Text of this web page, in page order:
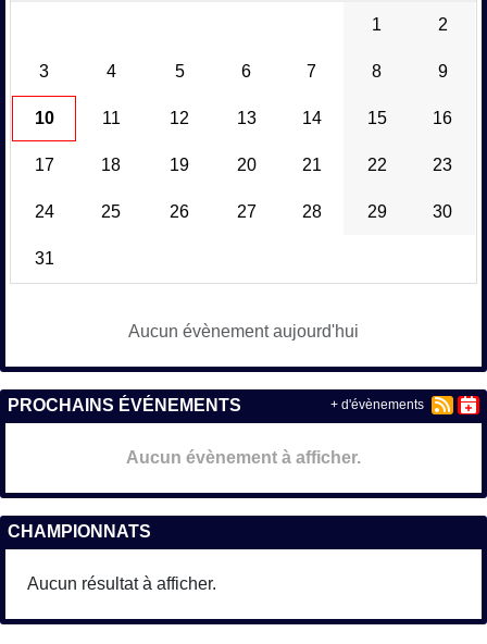
1 2
3 4 5 6 7 8 9
10 11 12 13 14 15 16
17 18 19 20 21 22 23
24 25 26 27 28 29 30
31
Aucun évènement aujourd'hui
PROCHAINS ÉVÉNEMENTS
Aucun évènement à afficher.
+ d'évènements
CHAMPIONNATS
Aucun résultat à afficher.